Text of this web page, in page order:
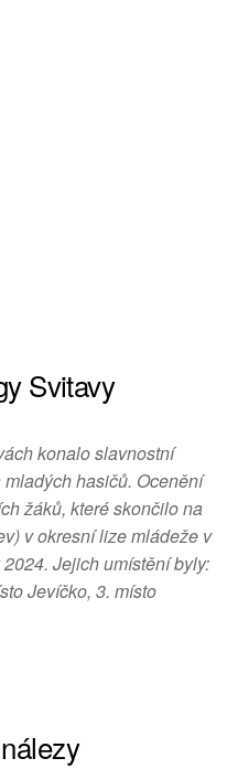
Svitavy
konalo slavnostní
hasičů. Ocenění
žáků, které skončilo na
v okresní lize mládeže v
Jejich umístění byly:
Jevíčko, 3. místo